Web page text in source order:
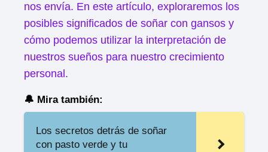
nos envía. En este artículo, exploraremos los
posibles significados de soñar con gansos y
cómo podemos utilizar la interpretación de
nuestros sueños para nuestro crecimiento
personal.
🔔 Mira también:
Los secretos detrás de soñar
con pasto verde y tu